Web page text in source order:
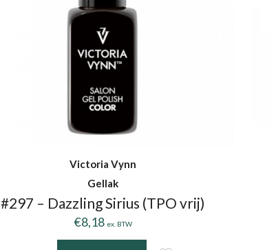
Victoria Vynn
Gellak
#297 – Dazzling Sirius (TPO vrij)
€8,18 ex. BTW